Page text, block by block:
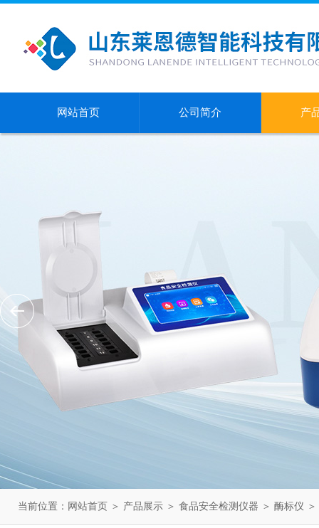
网站首页 公司简介 产
当前位置： 网站首页 ＞ 产品展示 ＞ 食品安全检测仪器 ＞ 酶标仪